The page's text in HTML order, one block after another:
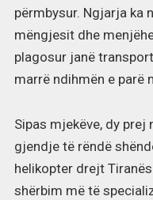
përmbysur. Ngjarja ka
mëngjesit dhe
plagosur janë
marrë ndihmën e parë
Sipas mjekëve, dy prej
gjendje të rëndë
helikopter drejt
shërbim më të